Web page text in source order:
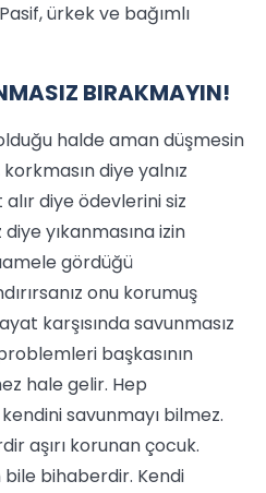
ürkek ve bağımlı
BIRAKMAYIN!
halde aman düşmesin
diye yalnız
diye ödevlerini siz
yıkanmasına izin
gördüğü
onu korumuş
karşısında savunmasız
problemleri başkasının
hale gelir. Hep
savunmayı bilmez.
aşırı korunan çocuk.
bihaberdir. Kendi